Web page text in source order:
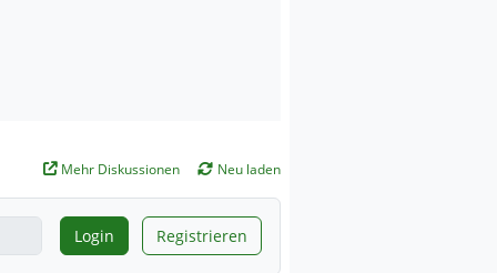
Mehr Diskussionen Neu laden
Login Registrieren